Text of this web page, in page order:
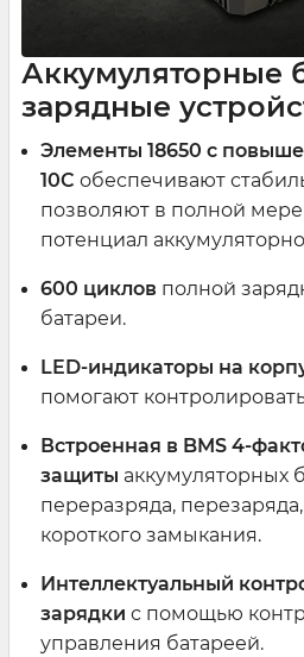
Аккумуляторные
зарядные
Элементы 18650 с
10C обеспечивают
позволяют в полной
потенциал
600 циклов полной
батареи.
LED-индикаторы на
помогают
Встроенная в BMS 4-
защиты аккумуляторных
переразряда,
короткого замыкания.
Интеллектуальный
зарядки с помощью
управления батареей.